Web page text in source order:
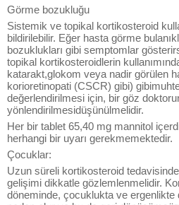
Görme bozukluğu
Sistemik ve topikal kortikosteroid
bildirilebilir. Eğer hasta görme
bozuklukları gibi semptomlar
topikal kortikosteroidlerin
katarakt,glokom veya nadir görülen
korioretinopati (CSCR) gibi)
değerlendirilmesi için, bir göz
yönlendirilmesidüşünülmelidir.
Her bir tablet 65,40 mg mannitol
herhangi bir uyarı gerekmemektedir.
Çocuklar:
Uzun süreli kortikosteroid
gelişimi dikkatle gözlemlenmelidir.
döneminde, çocuklukta ve ergenlikte